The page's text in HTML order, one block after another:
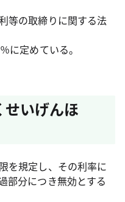
等の取締りに関する法
に定めている。
いげんほ
を規定し、その利率に
部分につき無効とする